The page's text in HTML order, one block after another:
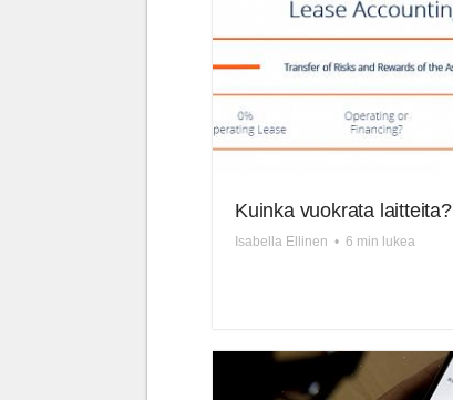
Kuinka vuokrata laitteita?
Isabella Ellinen • 6 min lukea